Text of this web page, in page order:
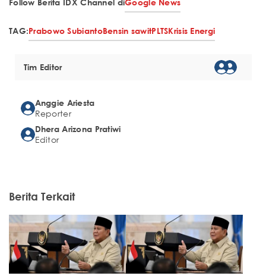
Follow Berita IDX Channel diGoogle News
TAG:Prabowo SubiantoBensin sawitPLTSKrisis Energi
Tim Editor
Anggie Ariesta
Reporter
Dhera Arizona Pratiwi
Editor
Berita Terkait